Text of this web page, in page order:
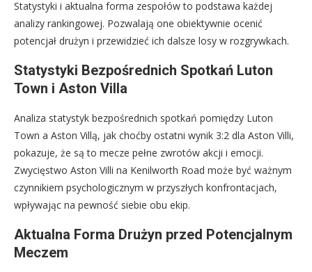
Statystyki i aktualna forma zespołów to podstawa każdej
analizy rankingowej. Pozwalają one obiektywnie ocenić
potencjał drużyn i przewidzieć ich dalsze losy w rozgrywkach.
Statystyki Bezpośrednich Spotkań Luton
Town i Aston Villa
Analiza statystyk bezpośrednich spotkań pomiędzy Luton
Town a Aston Villą, jak choćby ostatni wynik 3:2 dla Aston Villi,
pokazuje, że są to mecze pełne zwrotów akcji i emocji.
Zwycięstwo Aston Villi na Kenilworth Road może być ważnym
czynnikiem psychologicznym w przyszłych konfrontacjach,
wpływając na pewność siebie obu ekip.
Aktualna Forma Drużyn przed Potencjalnym
Meczem